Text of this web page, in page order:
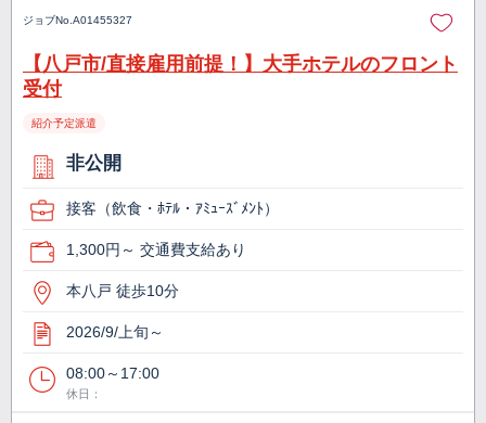
ジョブNo. A01455327
【八戸市/直接雇用前提！】大手ホテルのフロント
受付
紹介予定派遣
非公開
接客（飲食・ﾎﾃﾙ・ｱﾐｭｰｽﾞﾒﾝﾄ）
1,300円～ 交通費支給あり
本八戸 徒歩10分
2026/9/上旬～
08:00～17:00
休日：